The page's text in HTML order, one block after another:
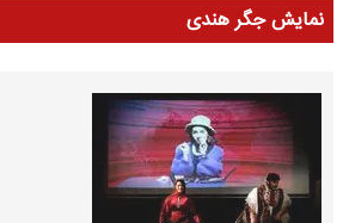
نمایش جگر هندی